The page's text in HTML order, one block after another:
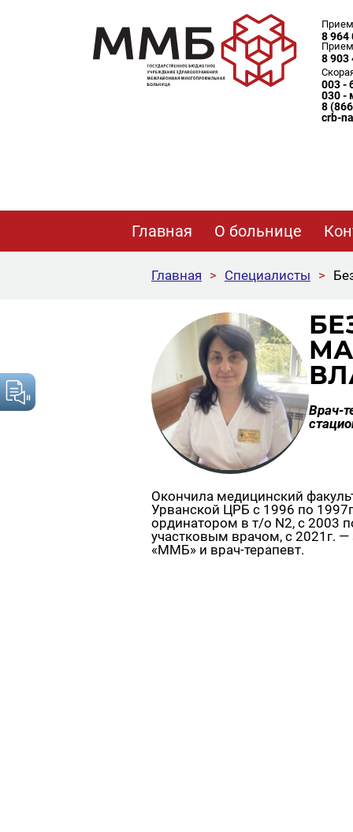
8 964
8 903
003 -
030 -
8
crb-
Главная О больнице
Главная > Специалисты >
Врач-
Окончила медицинский
Урванской ЦРБ с 1996 по
ординатором в т/о N2, с 2003
участковым врачом, с 2021г.
«ММБ» и врач-терапевт.